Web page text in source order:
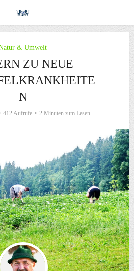
& Umwelt
ZU NEUE
N
412 Aufrufe 2 Minuten zum Lesen